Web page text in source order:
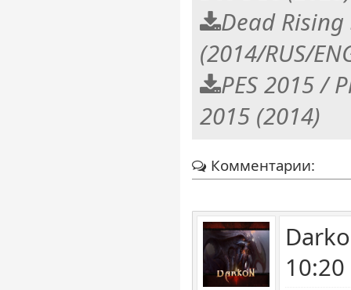
Dead
(2014/RUS/
PES 2015 /
2015 (2014)
Комментарии: